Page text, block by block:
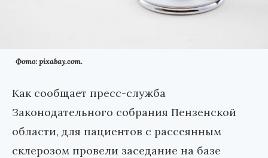
Фото: pixabay.com.
Как сообщает пресс-служба
Законодательного собрания Пензенской
области, для пациентов с рассеянным
склерозом провели заседание на базе